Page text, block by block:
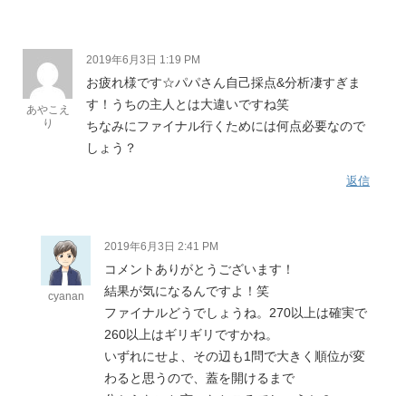
あやこえ
り
2019年6月3日 1:19 PM
お疲れ様です☆パパさん自己採点&分析凄すぎま
す！うちの主人とは大違いですね笑
ちなみにファイナル行くためには何点必要なので
しょう？
返信
cyanan
2019年6月3日 2:41 PM
コメントありがとうございます！
結果が気になるんですよ！笑
ファイナルどうでしょうね。270以上は確実で
260以上はギリギリですかね。
いずれにせよ、その辺も1問で大きく順位が変
わると思うので、蓋を開けるまで